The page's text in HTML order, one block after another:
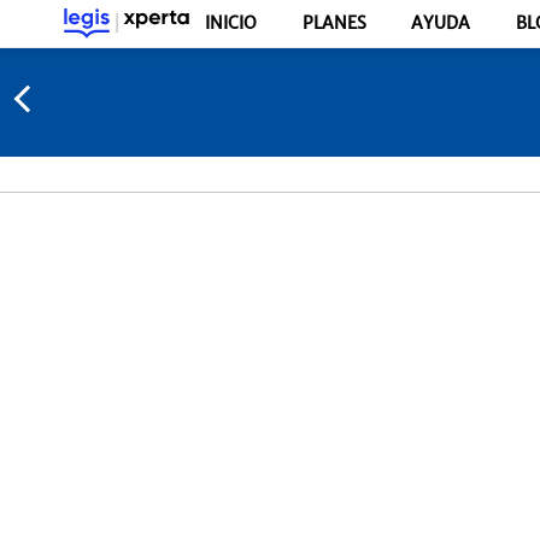
INICIO PLANES AYUDA